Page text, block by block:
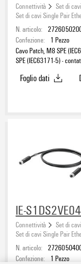
Connettività
Set di
Set di cavi Single Pair
N. articolo:
Confezione:
1 Pezzo
Cavo Patch, M8 SPE
SPE (IEC63171-5) -
Foglio dati
IE-
Connettività
Set di
Set di cavi Single Pair
N. articolo:
Confezione:
1 Pezzo